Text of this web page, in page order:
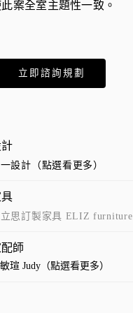
案全室主題性一致。
立即諮詢規劃
設計（點選看更多）
思訂製家具 ELIZ furniture
師
瑄 Judy（點選看更多）